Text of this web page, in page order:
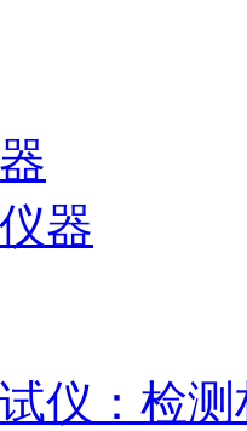
器
仪：检